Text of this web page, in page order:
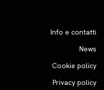
Info e contatti
News
Cookie policy
Privacy policy